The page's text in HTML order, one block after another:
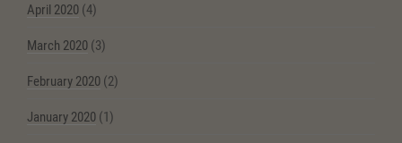
April 2020 (4)
March 2020 (3)
February 2020 (2)
January 2020 (1)